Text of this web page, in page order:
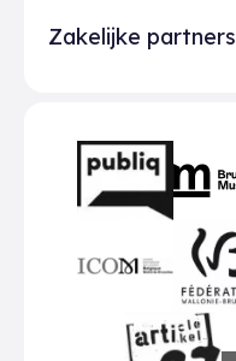
Zakelijke partners
Partners
FWB